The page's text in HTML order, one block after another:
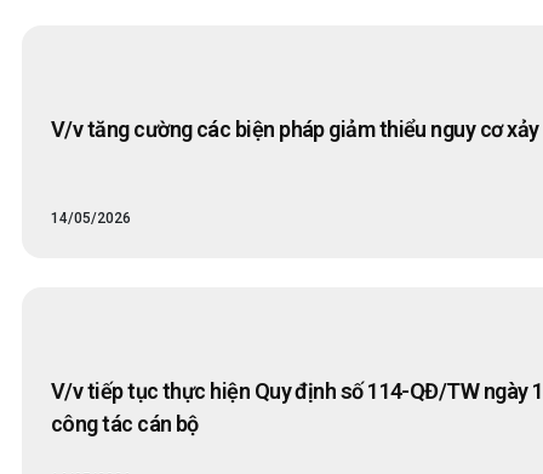
V/v tăng cường các biện pháp giảm thiểu nguy cơ
14/05/2026
V/v tiếp tục thực hiện Quy định số 114-QĐ/TW ngày
công tác cán bộ